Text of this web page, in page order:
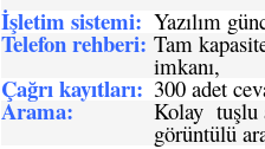
İşletim sistemi: Yazılım
Telefon rehberi: Tam
imkanı,
Çağrı kayıtları: 300 adet
Arama: Kolay tuşlu
görüntülü